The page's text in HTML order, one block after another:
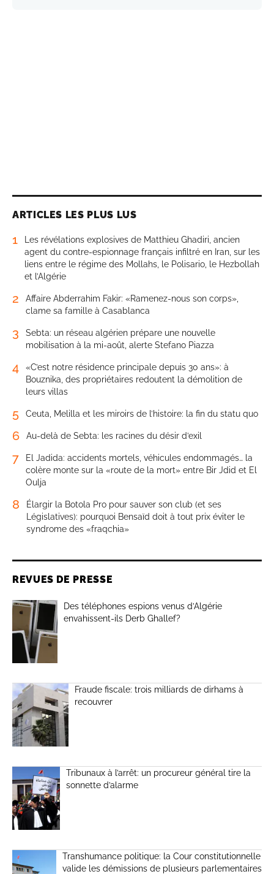
ARTICLES LES PLUS LUS
1
Les révélations explosives de Matthieu Ghadiri, ancien
agent du contre-espionnage français infiltré en Iran, sur les
liens entre le régime des Mollahs, le Polisario, le Hezbollah
et l’Algérie
2
Affaire Abderrahim Fakir: «Ramenez-nous son corps»,
clame sa famille à Casablanca
3
Sebta: un réseau algérien prépare une nouvelle
mobilisation à la mi-août, alerte Stefano Piazza
4
«C’est notre résidence principale depuis 30 ans»: à
Bouznika, des propriétaires redoutent la démolition de
leurs villas
5 Ceuta, Melilla et les miroirs de l’histoire: la fin du statu quo
6 Au-delà de Sebta: les racines du désir d’exil
7
El Jadida: accidents mortels, véhicules endommagés… la
colère monte sur la «route de la mort» entre Bir Jdid et El
Oulja
8
Élargir la Botola Pro pour sauver son club (et ses
Législatives): pourquoi Bensaïd doit à tout prix éviter le
syndrome des «fraqchia»
REVUES DE PRESSE
Des téléphones espions venus d’Algérie
envahissent-ils Derb Ghallef?
Fraude fiscale: trois milliards de dirhams à
recouvrer
Tribunaux à l’arrêt: un procureur général tire la
sonnette d’alarme
Transhumance politique: la Cour constitutionnelle
valide les démissions de plusieurs parlementaires